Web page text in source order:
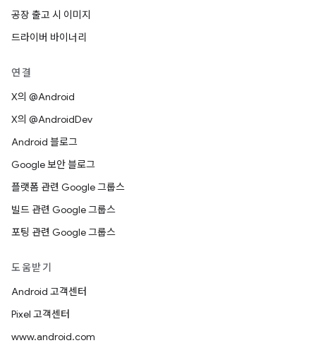
공장 출고 시 이미지
드라이버 바이너리
연결
X의 @Android
X의 @AndroidDev
Android 블로그
Google 보안 블로그
플랫폼 관련 Google 그룹스
빌드 관련 Google 그룹스
포팅 관련 Google 그룹스
도움받기
Android 고객센터
Pixel 고객센터
www.android.com